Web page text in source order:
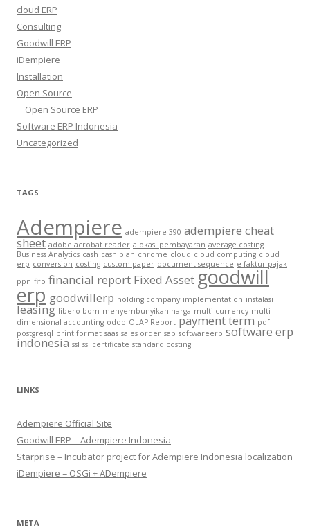
cloud ERP
Consulting
Goodwill ERP
iDempiere
Installation
Open Source
Open Source ERP
Software ERP Indonesia
Uncategorized
TAGS
Adempiere adempiere 390 adempiere cheat
sheet adobe acrobat reader alokasi pembayaran average costing
Business Analytics cash cash plan chrome cloud cloud computing cloud
erp conversion costing custom paper document sequence e-faktur pajak
ppn fifo financial report Fixed Assetgoodwill
erp goodwillerp holding company implementation instalasi
leasing libero bom menyembunyikan harga multi-currency multi
dimensional accounting odoo OLAP Report payment term pdf
postgresql print format saas sales order sap softwareerp software erp
indonesia ssl ssl certificate standard costing
LINKS
Adempiere Official Site
Goodwill ERP – Adempiere Indonesia
Starprise – Incubator project for Adempiere Indonesia localization
iDempiere = OSGi + ADempiere
META